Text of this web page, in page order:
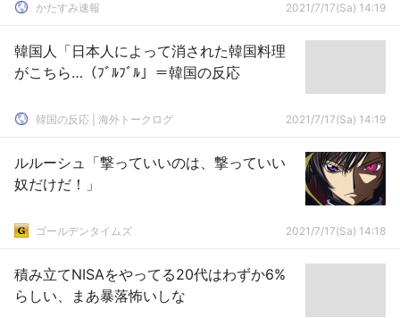
かたすみ速報 2021/7/17(Sa) 14:19
韓国人「日本人によって消された韓国料理
がこちら…（ﾌﾞﾙﾌﾞﾙ」＝韓国の反応
韓国の反応 | 海外トークログ 2021/7/17(Sa) 14:19
ルルーシュ「撃っていいのは、撃っていい
奴だけだ！」
ゴールデンタイムズ 2021/7/17(Sa) 14:18
積み立てNISAをやってる20代はわずか6%
らしい、まあ暴落怖いしな